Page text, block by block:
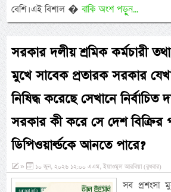
বেশি। এই বিশাল �বাকি অংশ পড়ুন...
সরকার দলীয় শ্রমিক কর্মচারী
মুখে সাবেক প্রতারক সরকার
নিষিদ্ধ করেছে সেখানে নির্বাচিত
সরকার কী করে সে দেশ বিক্রির
ডিপিওয়ার্ল্ডকে আনতে পারে?
» ১০ জুন, ২০২৬ ১২:০০ এএম, ইয়াওমুল আরবিয়া (বুধবার)
সব প্রশংসা